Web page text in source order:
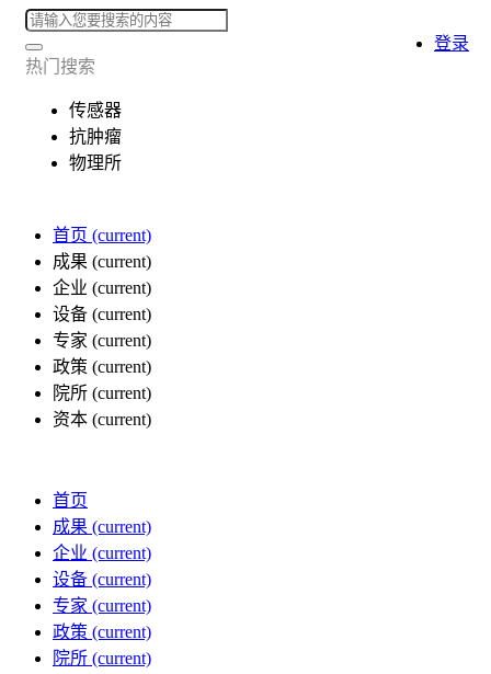
热门搜索
传感器
抗肿瘤
物理所
首页 (current)
成果 (current)
企业 (current)
设备 (current)
专家 (current)
政策 (current)
院所 (current)
资本 (current)
登录
首页
成果 (current)
企业 (current)
设备 (current)
专家 (current)
政策 (current)
院所 (current)